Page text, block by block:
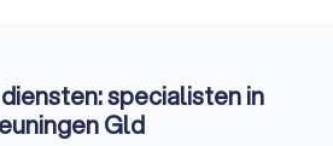
specialisten in
Gld